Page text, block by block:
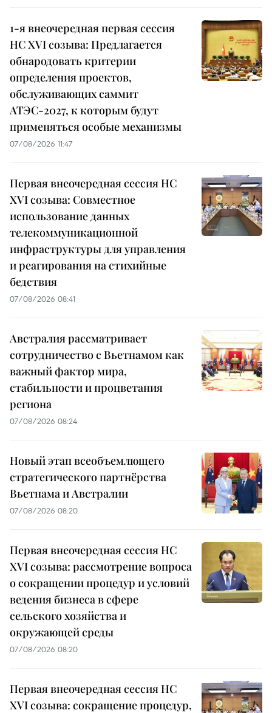
1-я внеочередная первая сессия
НС XVI созыва: Предлагается
обнародовать критерии
определения проектов,
обслуживающих саммит
АТЭС-2027, к которым будут
применяться особые механизмы
07/08/2026 11:47
Первая внеочередная сессия НС
XVI созыва: Совместное
использование данных
телекоммуникационной
инфраструктуры для управления
и реагирования на стихийные
бедствия
07/08/2026 08:41
Австралия рассматривает
сотрудничество с Вьетнамом как
важный фактор мира,
стабильности и процветания
региона
07/08/2026 08:24
Новый этап всеобъемлющего
стратегического партнёрства
Вьетнама и Австралии
07/08/2026 08:20
Первая внеочередная сессия НС
XVI созыва: рассмотрение вопроса
о сокращении процедур и условий
ведения бизнеса в сфере
сельского хозяйства и
окружающей среды
07/08/2026 08:20
Первая внеочередная сессия НС
XVI созыва: сокращение процедур,